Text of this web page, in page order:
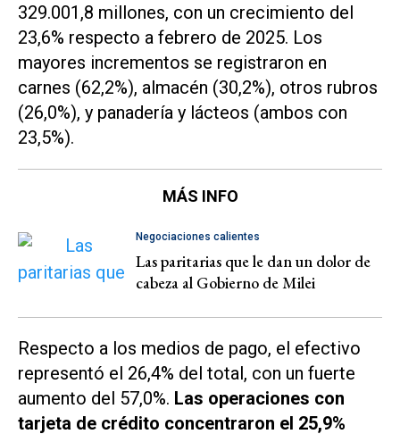
329.001,8 millones, con un crecimiento del
23,6% respecto a febrero de 2025. Los
mayores incrementos se registraron en
carnes (62,2%), almacén (30,2%), otros rubros
(26,0%), y panadería y lácteos (ambos con
23,5%).
MÁS INFO
Negociaciones calientes
Las paritarias que le dan un dolor de
cabeza al Gobierno de Milei
Respecto a los medios de pago, el efectivo
representó el 26,4% del total, con un fuerte
aumento del 57,0%. Las operaciones con
tarjeta de crédito concentraron el 25,9%